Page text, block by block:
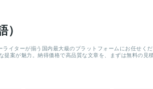
イターが揃う国内最大級のプラットフォームにお任せく
案が魅力。納得価格で高品質な文章を、まずは無料の見